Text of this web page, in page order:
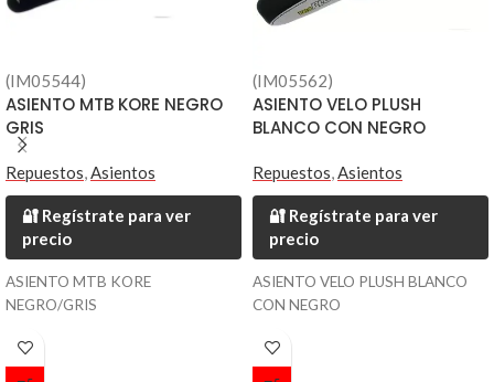
(IM05544)
ASIENTO MTB KORE NEGRO
GRIS
Repuestos,Asientos
🔐 Regístrate para ver
precio
ASIENTO MTB KORE
NEGRO/GRIS
(IM05562)
ASIENTO VELO PLUSH
BLANCO CON NEGRO
Repuestos,Asientos
🔐 Regístrate para ver
precio
ASIENTO VELO PLUSH BLANCO
CON NEGRO